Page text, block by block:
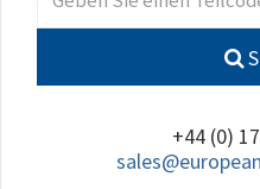
+44 (0)